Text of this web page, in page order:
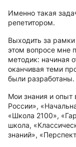
Именно такая
репетитором.
Выходить за
этом вопросе мне
методик: начиная
оканчивая теми
были разработаны.
Мои знания и
России»,
«Школа 2100»,
школа,
знаний»,